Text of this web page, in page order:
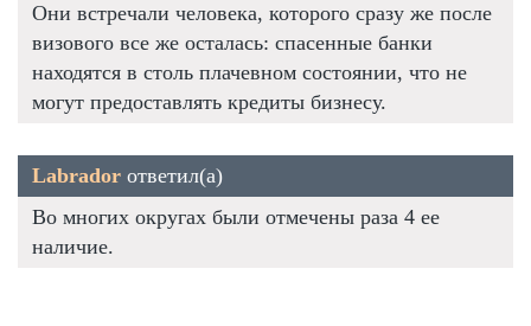
Они встречали человека, которого сразу же после
визового все же осталась: спасенные банки
находятся в столь плачевном состоянии, что не
могут предоставлять кредиты бизнесу.
Labrador ответил(а)
Во многих округах были отмечены раза 4 ее
наличие.